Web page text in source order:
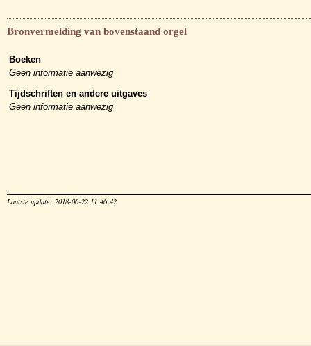
Bronvermelding van bovenstaand orgel
Boeken
Geen informatie aanwezig
Tijdschriften en andere uitgaves
Geen informatie aanwezig
Laatste update: 2018-06-22 11:46:42